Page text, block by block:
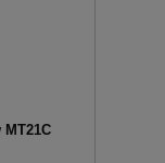
MT21C